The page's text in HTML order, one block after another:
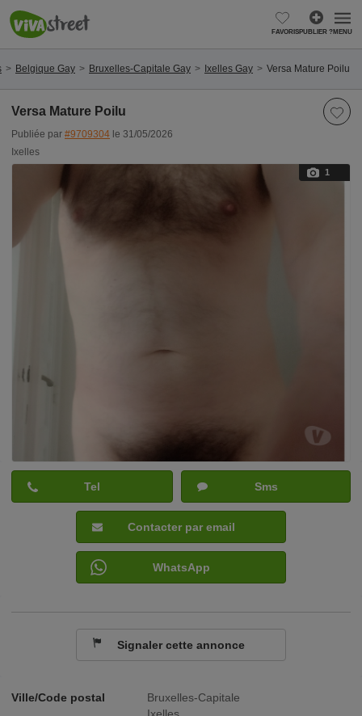
FAVORISPUBLIER ?MENU
Belgique Gay Bruxelles-Capitale Gay Ixelles Gay Versa Mature Poilu
Versa Mature Poilu
Publiée par #9709304 le 31/05/2026
Ixelles
1
Ville/Code postal
Bruxelles-Capitale
Tel Sms
Contacter par email
WhatsApp
Signaler cette annonce